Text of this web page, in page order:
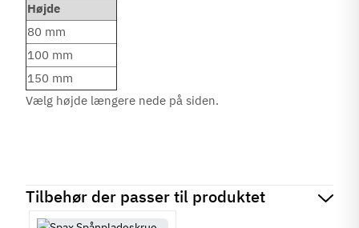
Højde
80 mm
100 mm
150 mm
Vælg højde længere nede på siden.
Tilbehør der passer til produktet